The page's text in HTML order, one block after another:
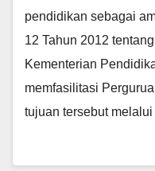
pendidikan sebagai
12 Tahun 2012
Kementerian
memfasilitasi
tujuan tersebut